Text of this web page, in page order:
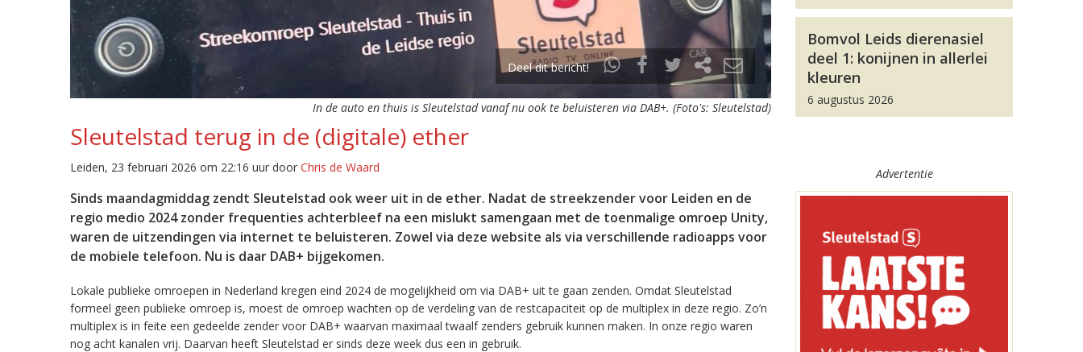
Deel dit bericht!
In de auto en thuis is Sleutelstad vanaf nu ook te beluisteren via DAB+. (Foto's: Sleutelstad)
Sleutelstad terug in de (digitale) ether
Leiden, 23 februari 2026 om 22:16 uur door Chris de Waard
Sinds maandagmiddag zendt Sleutelstad ook weer uit in de ether. Nadat de streekzender voor Leiden en de
regio medio 2024 zonder frequenties achterbleef na een mislukt samengaan met de toenmalige omroep Unity,
waren de uitzendingen via internet te beluisteren. Zowel via deze website als via verschillende radioapps voor
de mobiele telefoon. Nu is daar DAB+ bijgekomen.
Lokale publieke omroepen in Nederland kregen eind 2024 de mogelijkheid om via DAB+ uit te gaan zenden. Omdat Sleutelstad
formeel geen publieke omroep is, moest de omroep wachten op de verdeling van de restcapaciteit op de multiplex in deze regio. Zo’n
multiplex is in feite een gedeelde zender voor DAB+ waarvan maximaal twaalf zenders gebruik kunnen maken. In onze regio waren
nog acht kanalen vrij. Daarvan heeft Sleutelstad er sinds deze week dus een in gebruik.
Bomvol Leids dierenasiel
deel 1: konijnen in allerlei
kleuren
6 augustus 2026
Advertentie